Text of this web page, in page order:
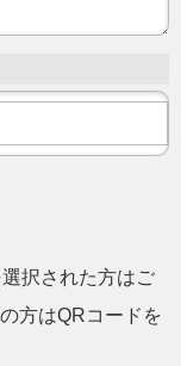
択された方はご
方はQRコードを